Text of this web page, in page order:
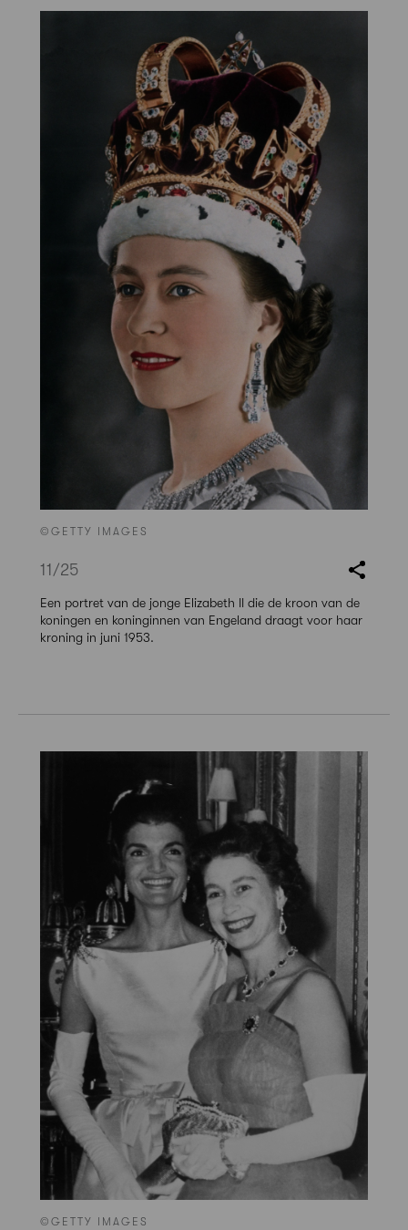
©GETTY IMAGES
11/25
Een portret van de jonge Elizabeth II die de kroon van de
koningen en koninginnen van Engeland draagt voor haar
kroning in juni 1953.
©GETTY IMAGES